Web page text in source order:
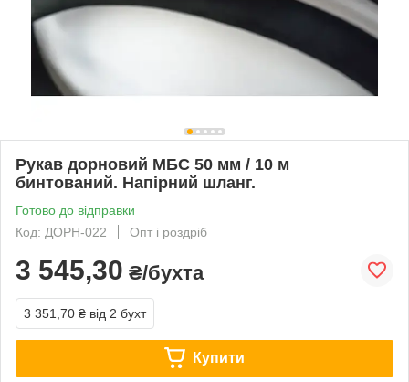
Рукав дорновий МБС 50 мм / 10 м
бинтований. Напірний шланг.
Готово до відправки
Код: ДОРН-022
Опт і роздріб
3 545,30 ₴/бухта
3 351,70 ₴ від 2 бухт
Купити